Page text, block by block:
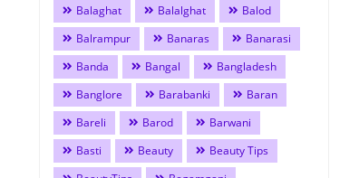
Balaghat
Balalghat
Balod
Balrampur
Banaras
Banarasi
Banda
Bangal
Bangladesh
Banglore
Barabanki
Baran
Bareli
Barod
Barwani
Basti
Beauty
Beauty Tips